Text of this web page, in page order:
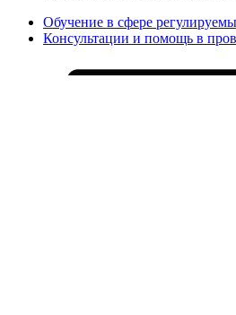
Обучение в сфере
Консультации и помощь в